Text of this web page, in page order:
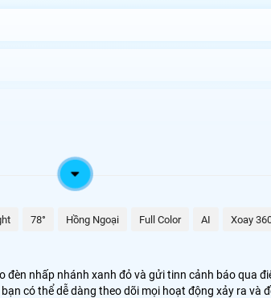
động của người một cách chi tiết. Đặc điểm
tiết nào trong cảnh quay. Công nghệ nén video
78° Hồng Ngoại Full Color AI Xoay
nhấp nhánh xanh đỏ và gửi tinn cảnh báo qua
có thể dễ dàng theo dõi mọi hoạt động xảy ra